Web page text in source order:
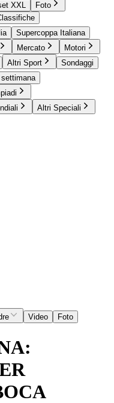
XXL
Foto
Supercoppa Italiana
Mercato
Motori
Altri Sport
Sondaggi
Altri Speciali
Video Foto